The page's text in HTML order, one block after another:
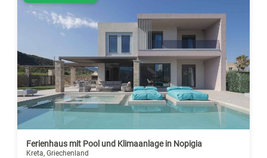
Ferienhaus mit Pool und Klimaanlage in Nopigia
Kreta, Griechenland